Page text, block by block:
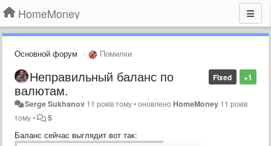
HomeMoney
Основной форум Помилки
+1
Fixed
Неправильный баланс по
валютам.
Serge Sukhanov 11 років тому•оновлено HomeMoney 11 років
тому• 5
Баланс сейчас выглядит вот так: